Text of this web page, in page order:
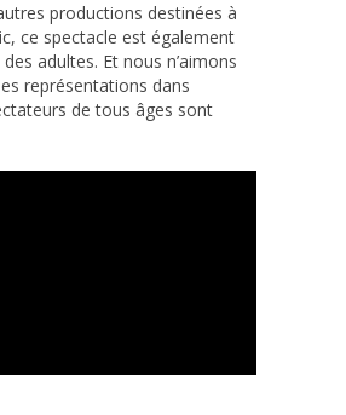
productions destinées à
ce spectacle est également
adultes. Et nous n’aimons
représentations dans
de tous âges sont